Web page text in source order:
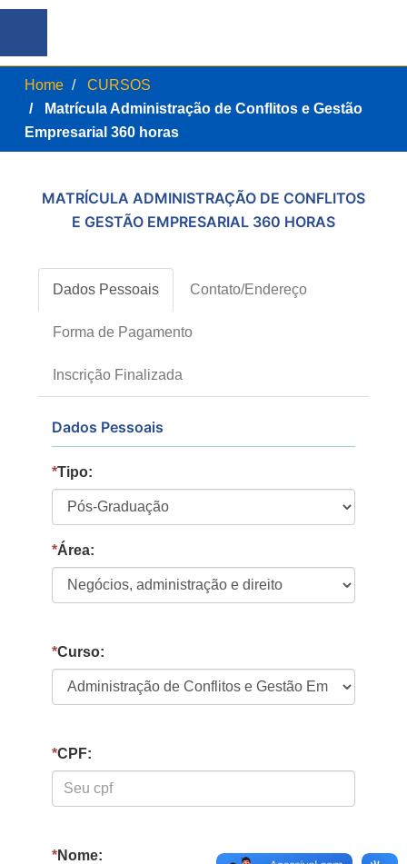
Home
CURSOS
Matrícula Administração de Conflitos e Gestão
Empresarial 360 horas
MATRÍCULA ADMINISTRAÇÃO DE CONFLITOS
E GESTÃO EMPRESARIAL 360 HORAS
Dados Pessoais Contato/Endereço
Forma de Pagamento
Inscrição Finalizada
Dados Pessoais
*Tipo:
*Área:
*Curso:
*CPF:
*Nome: